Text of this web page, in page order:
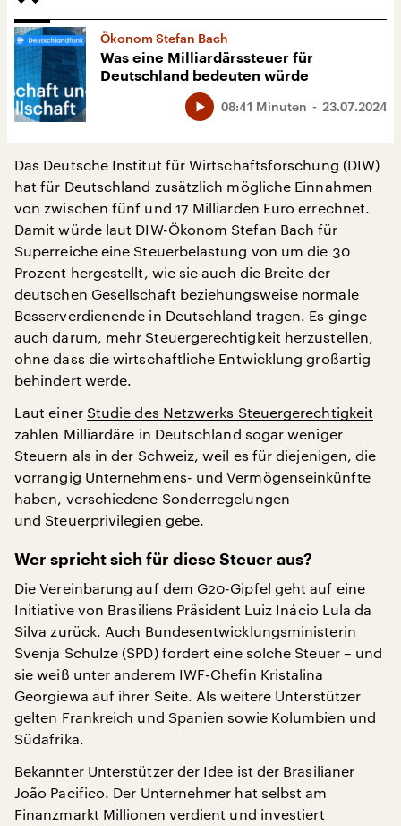
Ökonom Stefan Bach
Was eine Milliardärssteuer für
Deutschland bedeuten würde
23.07.2024
08:41 Minuten
Das Deutsche Institut für Wirtschaftsforschung (DIW)
hat für Deutschland zusätzlich mögliche Einnahmen
von zwischen fünf und 17 Milliarden Euro errechnet.
Damit würde laut DIW-Ökonom Stefan Bach für
Superreiche eine Steuerbelastung von um die 30
Prozent hergestellt, wie sie auch die Breite der
deutschen Gesellschaft beziehungsweise normale
Besserverdienende in Deutschland tragen. Es ginge
auch darum, mehr Steuergerechtigkeit herzustellen,
ohne dass die wirtschaftliche Entwicklung großartig
behindert werde.
Laut einer Studie des Netzwerks Steuergerechtigkeit
zahlen Milliardäre in Deutschland sogar weniger
Steuern als in der Schweiz, weil es für diejenigen, die
vorrangig Unternehmens- und Vermögenseinkünfte
haben, verschiedene Sonderregelungen
und Steuerprivilegien gebe.
Wer spricht sich für diese Steuer aus?
Die Vereinbarung auf dem G20-Gipfel geht auf eine
Initiative von Brasiliens Präsident Luiz Inácio Lula da
Silva zurück. Auch Bundesentwicklungsministerin
Svenja Schulze (SPD) fordert eine solche Steuer – und
sie weiß unter anderem IWF-Chefin Kristalina
Georgiewa auf ihrer Seite. Als weitere Unterstützer
gelten Frankreich und Spanien sowie Kolumbien und
Südafrika.
Bekannter Unterstützer der Idee ist der Brasilianer
João Pacifico. Der Unternehmer hat selbst am
Finanzmarkt Millionen verdient und investiert